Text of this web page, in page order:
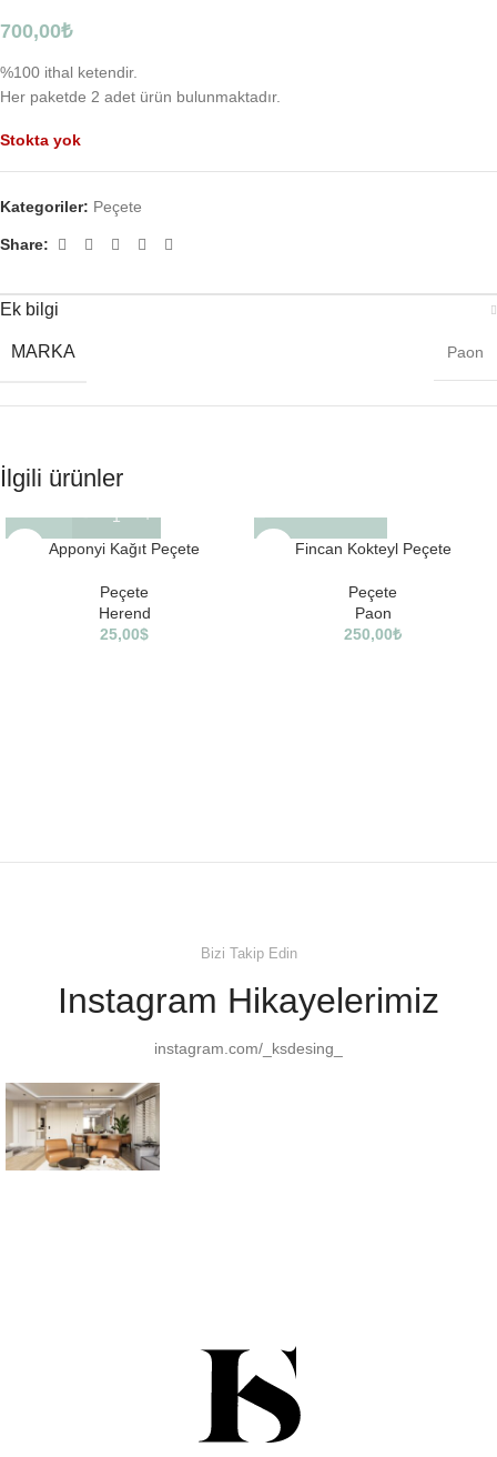
700,00₺
%100 ithal ketendir.
Her paketde 2 adet ürün bulunmaktadır.
Stokta yok
Kategoriler: Peçete
Share:
Ek bilgi
MARKA Paon
İlgili ürünler
Apponyi Kağıt Peçete
Peçete
Herend
25,00$
Fincan Kokteyl Peçete
Peçete
Paon
250,00₺
Bizi Takip Edin
Instagram Hikayelerimiz
instagram.com/_ksdesing_